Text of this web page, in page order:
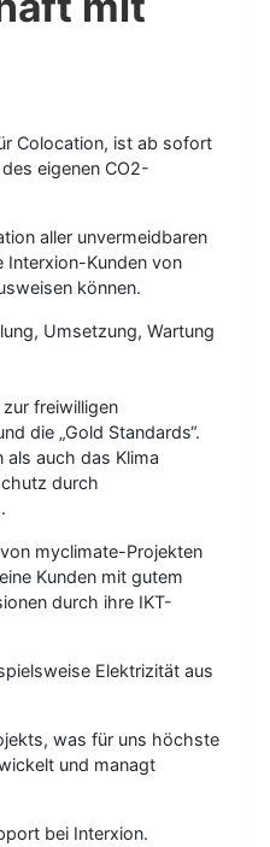
Colocation, ist ab sofort
eigenen CO2-
aller unvermeidbaren
Interxion-Kunden von
können.
Umsetzung, Wartung
freiwilligen
die „Gold Standards“.
auch das Klima
durch
myclimate-Projekten
Kunden mit gutem
durch ihre IKT-
Elektrizität aus
was für uns höchste
und managt
bei Interxion.